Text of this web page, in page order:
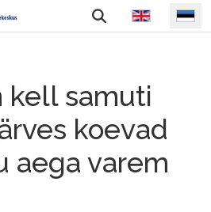
Vali keel
kell samuti
koevad
aega varem